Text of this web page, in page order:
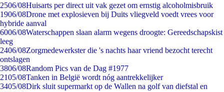
2506/08Huisarts per direct uit vak gezet om ernstig alcoholmisbruik
1906/08Drone met explosieven bij Duits vliegveld voedt vrees voor
hybride aanval
6006/08Waterschappen slaan alarm wegens droogte: Gereedschapskist
leeg
2406/08Zorgmedewerkster die 's nachts haar vriend bezocht terecht
ontslagen
3806/08Random Pics van de Dag #1977
2105/08Tanken in België wordt nóg aantrekkelijker
3405/08Dirk sluit supermarkt op de Wallen na golf van diefstal en